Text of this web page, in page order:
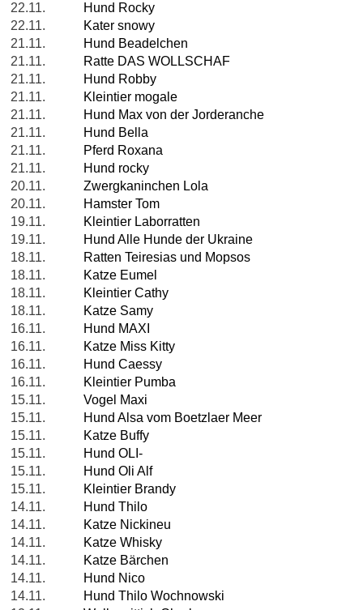
22.11.
Hund Rocky
22.11.
Kater snowy
21.11.
Hund Beadelchen
21.11.
Ratte DAS WOLLSCHAF
21.11.
Hund Robby
21.11.
Kleintier mogale
21.11.
Hund Max von der Jorderanche
21.11.
Hund Bella
21.11.
Pferd Roxana
21.11.
Hund rocky
20.11.
Zwergkaninchen Lola
20.11.
Hamster Tom
19.11.
Kleintier Laborratten
19.11.
Hund Alle Hunde der Ukraine
18.11.
Ratten Teiresias und Mopsos
18.11.
Katze Eumel
18.11.
Kleintier Cathy
18.11.
Katze Samy
16.11.
Hund MAXI
16.11.
Katze Miss Kitty
16.11.
Hund Caessy
16.11.
Kleintier Pumba
15.11.
Vogel Maxi
15.11.
Hund Alsa vom Boetzlaer Meer
15.11.
Katze Buffy
15.11.
Hund OLI-
15.11.
Hund Oli Alf
15.11.
Kleintier Brandy
14.11.
Hund Thilo
14.11.
Katze Nickineu
14.11.
Katze Whisky
14.11.
Katze Bärchen
14.11.
Hund Nico
14.11.
Hund Thilo Wochnowski